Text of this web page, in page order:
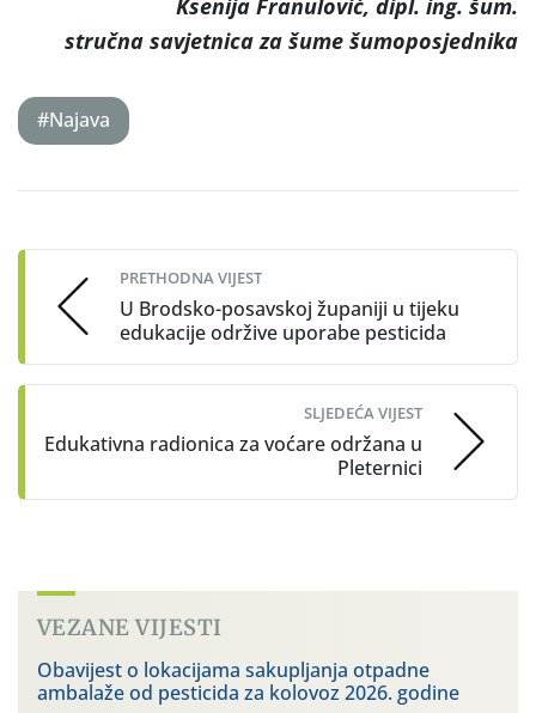
stručna savjetnica za šume šumoposjednika
#Najava
navigation
PRETHODNA VIJEST
U Brodsko-posavskoj županiji u tijeku
edukacije održive uporabe pesticida
SLJEDEĆA VIJEST
Edukativna radionica za voćare održana u
Pleternici
VEZANE VIJESTI
Obavijest o lokacijama sakupljanja otpadne
ambalaže od pesticida za kolovoz 2026. godine